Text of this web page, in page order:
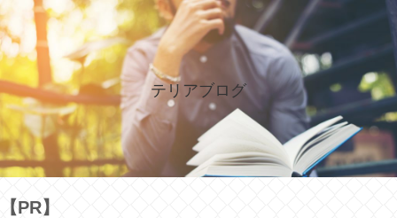
テリアブログ
【PR】